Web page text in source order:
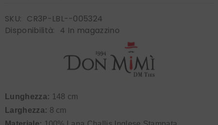
SKU: CR3P-LBL--005324
Disponibilità: 4 In magazzino
Lunghezza: 148 cm
Larghezza: 8 cm